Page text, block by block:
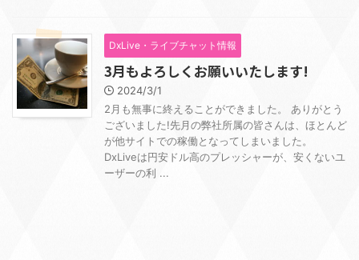
DxLive・ライブチャット情報
3月もよろしくお願いいたします!
2024/3/1
2月も無事に終えることができました。 ありがとう
ございました!先月の弊社所属の皆さんは、ほとんど
が他サイトでの稼働となってしまいました。
DxLiveは円安ドル高のプレッシャーが、安くないユ
ーザーの利 ...